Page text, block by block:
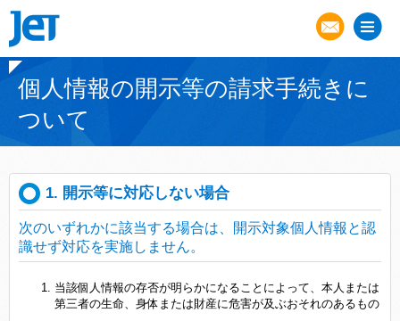
個人情報の開示等の請求手続きに
ついて
1. 開示等に対応しない場合
次のいずれかに該当する場合は、開示対象個人情報と認
識せず対応を実施しません。
当該個人情報の存否が明らかになることによって、本人または
第三者の生命、身体または財産に危害が及ぶおそれのあるもの